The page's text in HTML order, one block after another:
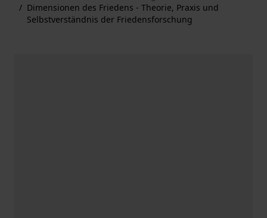
/ Dimensionen des Friedens - Theorie, Praxis und
Selbstverständnis der Friedensforschung